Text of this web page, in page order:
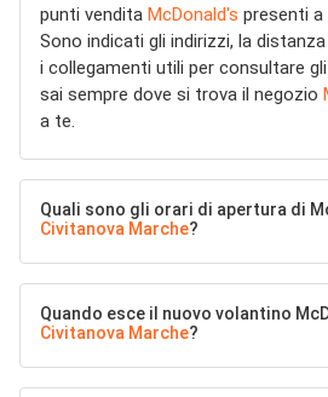
punti vendita McDonald's presenti a
Sono indicati gli indirizzi, la
i collegamenti utili per consultare
sai sempre dove si trova il negozio
a te.
Quali sono gli orari di apertura di
Civitanova Marche?
Quando esce il nuovo volantino
Civitanova Marche?